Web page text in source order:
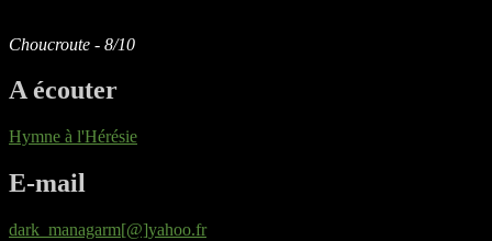
Choucroute - 8/10
A écouter
Hymne à l'Hérésie
E-mail
dark_managarm[@]yahoo.fr